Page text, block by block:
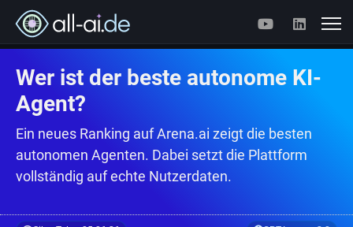
Wer ist der beste autonome KI-
Agent?
Ein neues Ranking auf Arena.ai zeigt die besten
autonomen Agenten. Dabei setzt die Plattform
vollständig auf echte Nutzerdaten.